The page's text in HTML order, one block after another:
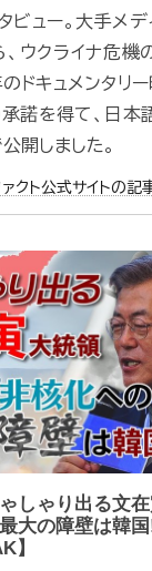
ビュー。大手メ
ウクライナ危機
ドキュメンタリー
承諾を得て、日本
公開しました。
ァクト公式サイトの記
しゃり出る文
大の障壁は韓
】